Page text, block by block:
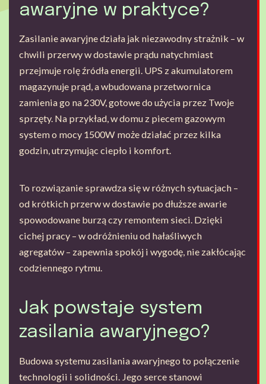
awaryjne w praktyce?
Zasilanie awaryjne działa jak niezawodny strażnik – w
chwili przerwy w dostawie prądu natychmiast
przejmuje rolę źródła energii. UPS z akumulatorem
magazynuje prąd, a wbudowana przetwornica
zamienia go na 230V, gotowe do użycia przez Twoje
sprzęty. Na przykład, w domu z piecem gazowym
system o mocy 1500W może działać przez kilka
godzin, utrzymując ciepło i komfort.
To rozwiązanie sprawdza się w różnych sytuacjach –
od krótkich przerw w dostawie po dłuższe awarie
spowodowane burzą czy remontem sieci. Dzięki
cichej pracy – w odróżnieniu od hałaśliwych
agregatów – zapewnia spokój i wygodę, nie zakłócając
codziennego rytmu.
Jak powstaje system
zasilania awaryjnego?
Budowa systemu zasilania awaryjnego to połączenie
technologii i solidności. Jego serce stanowi